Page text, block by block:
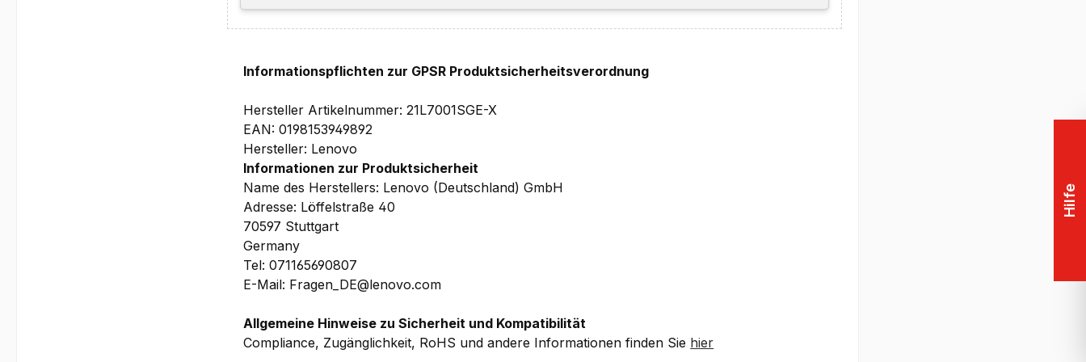
357.2 x 253.4 x 20.78 mm (BxTxH) – ab 1,77 kg
Garantie:
(beinhaltet u.a. priorisierten Vor Ort Service)
, 1 Jahr Depot/Bring-In-Herstellergarantie auf
Bilder und technische Details ohne Gewähr.
Informationspflichten zur GPSR Produktsicherheitsverordnung
Hersteller Artikelnummer: 21L7001SGE-X
EAN: 0198153949892
Hersteller: Lenovo
Informationen zur Produktsicherheit
Name des Herstellers: Lenovo (Deutschland) GmbH
Adresse: Löffelstraße 40
70597 Stuttgart
Germany
Tel: 071165690807
E-Mail: Fragen_DE@lenovo.com
Allgemeine Hinweise zu Sicherheit und Kompatibilität
Compliance, Zugänglichkeit, RoHS und andere Informationen finden Sie hier
Hilfe